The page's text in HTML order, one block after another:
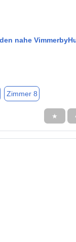
nahe
Zimmer 8
★